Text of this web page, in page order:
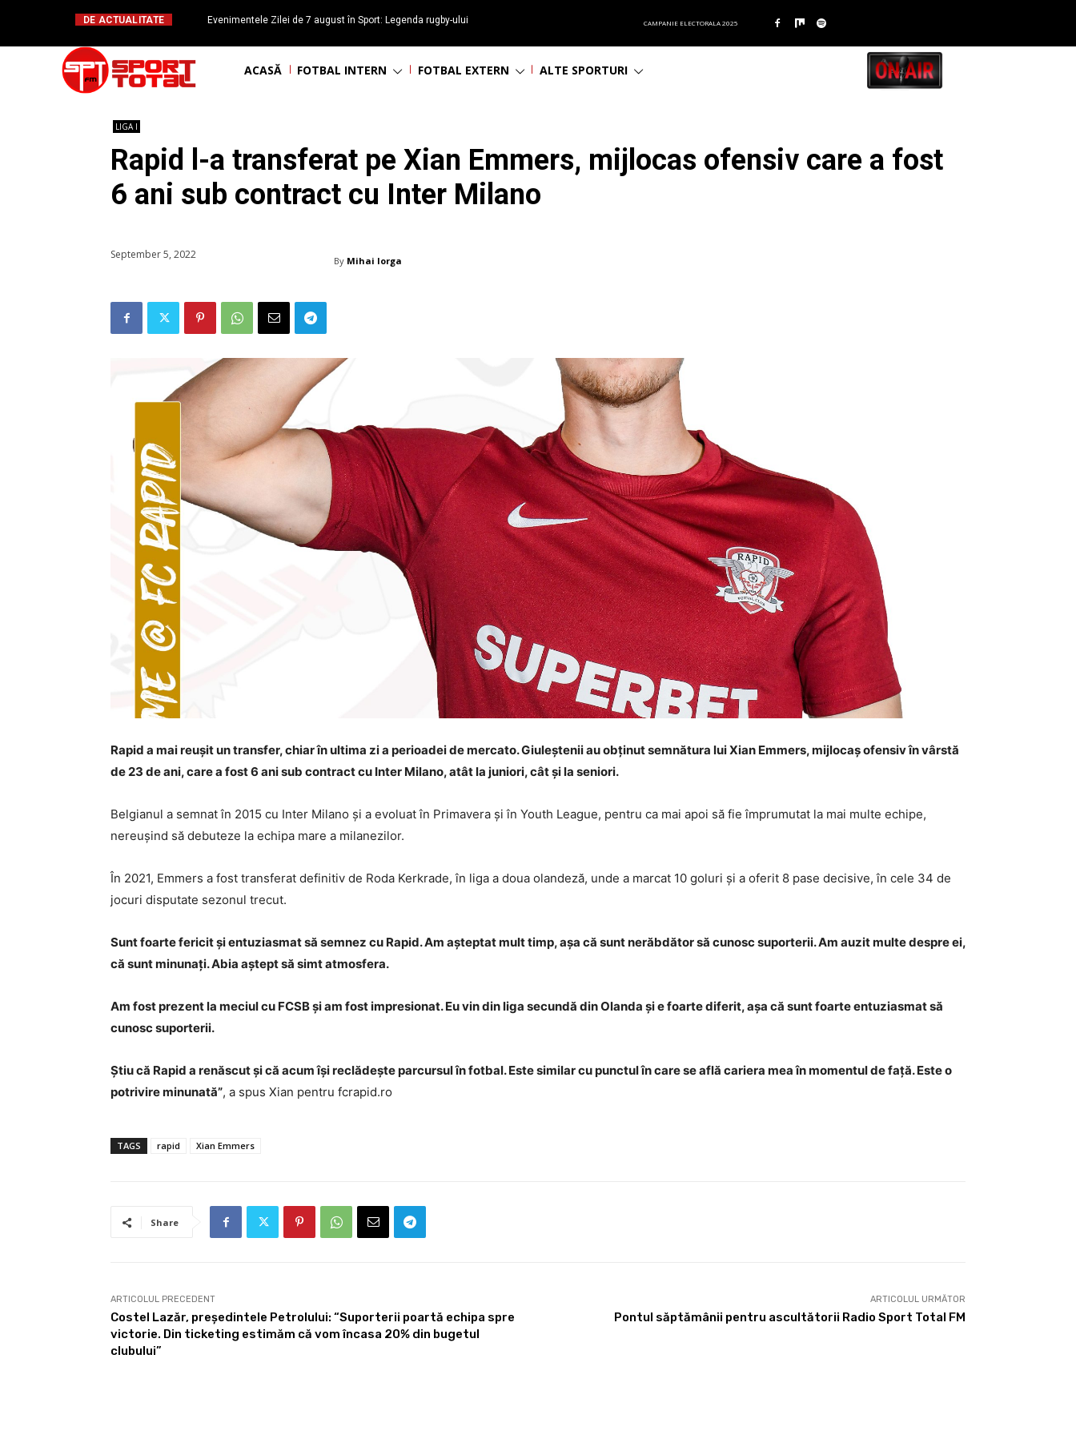
DE ACTUALITATE
Evenimentele Zilei de 7 august în Sport: Legenda rugby-ului
CAMPANIE ELECTORALA 2025
ACASĂ FOTBAL INTERN FOTBAL EXTERN ALTE SPORTURI
LIGA I
Rapid l-a transferat pe Xian Emmers, mijlocas ofensiv care a fost
6 ani sub contract cu Inter Milano
September 5, 2022 By Mihai Iorga
Rapid a mai reușit un transfer, chiar în ultima zi a perioadei de mercato. Giuleștenii au obținut semnătura lui Xian Emmers, mijlocaș ofensiv în vârstă
de 23 de ani, care a fost 6 ani sub contract cu Inter Milano, atât la juniori, cât și la seniori.
Belgianul a semnat în 2015 cu Inter Milano și a evoluat în Primavera și în Youth League, pentru ca mai apoi să fie împrumutat la mai multe echipe,
nereușind să debuteze la echipa mare a milanezilor.
În 2021, Emmers a fost transferat definitiv de Roda Kerkrade, în liga a doua olandeză, unde a marcat 10 goluri și a oferit 8 pase decisive, în cele 34 de
jocuri disputate sezonul trecut.
Sunt foarte fericit și entuziasmat să semnez cu Rapid. Am așteptat mult timp, așa că sunt nerăbdător să cunosc suporterii. Am auzit multe despre ei,
că sunt minunați. Abia aștept să simt atmosfera.
Am fost prezent la meciul cu FCSB și am fost impresionat. Eu vin din liga secundă din Olanda și e foarte diferit, așa că sunt foarte entuziasmat să
cunosc suporterii.
Știu că Rapid a renăscut și că acum își reclădește parcursul în fotbal. Este similar cu punctul în care se află cariera mea în momentul de față. Este o
potrivire minunată”, a spus Xian pentru fcrapid.ro
TAGS rapid Xian Emmers
Share
ARTICOLUL PRECEDENT
Costel Lazăr, președintele Petrolului: “Suporterii poartă echipa spre
victorie. Din ticketing estimăm că vom încasa 20% din bugetul
clubului”
ARTICOLUL URMĂTOR
Pontul săptămânii pentru ascultătorii Radio Sport Total FM